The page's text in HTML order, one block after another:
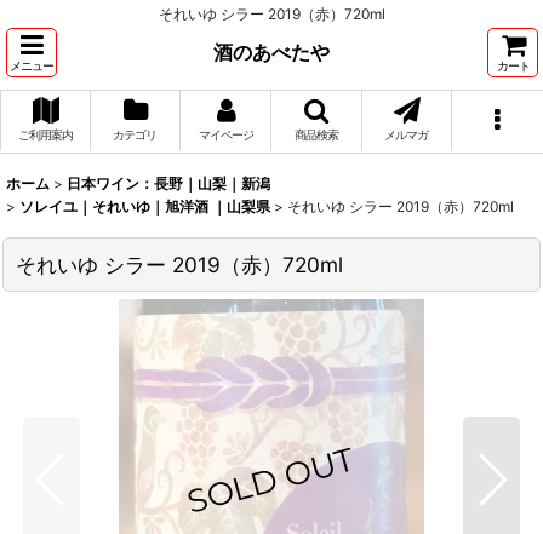
それいゆ シラー 2019（赤）720ml
メニュー
酒のあべたや
カート
ご利用案内 カテゴリ マイページ 商品検索 メルマガ
ホーム > 日本ワイン：長野｜山梨｜新潟
> ソレイユ｜それいゆ｜旭洋酒 ｜山梨県 > それいゆ シラー 2019（赤）720ml
それいゆ シラー 2019（赤）720ml